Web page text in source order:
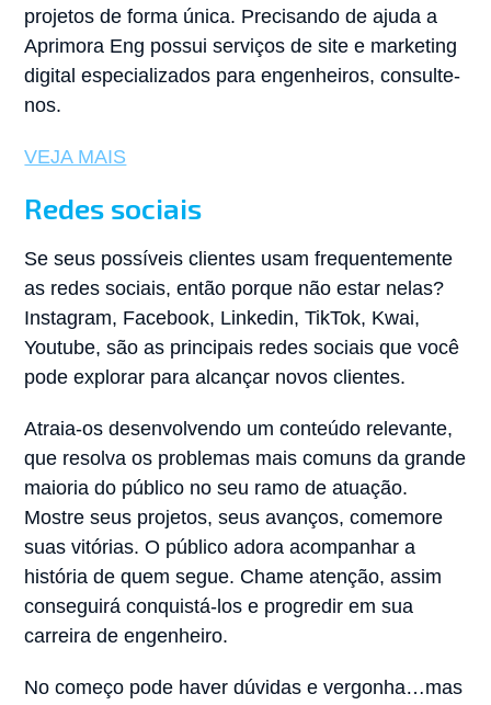
projetos de forma única. Precisando de ajuda a
Aprimora Eng possui serviços de site e marketing
digital especializados para engenheiros, consulte-
nos.
VEJA MAIS
Redes sociais
Se seus possíveis clientes usam frequentemente
as redes sociais, então porque não estar nelas?
Instagram, Facebook, Linkedin, TikTok, Kwai,
Youtube, são as principais redes sociais que você
pode explorar para alcançar novos clientes.
Atraia-os desenvolvendo um conteúdo relevante,
que resolva os problemas mais comuns da grande
maioria do público no seu ramo de atuação.
Mostre seus projetos, seus avanços, comemore
suas vitórias. O público adora acompanhar a
história de quem segue. Chame atenção, assim
conseguirá conquistá-los e progredir em sua
carreira de engenheiro.
No começo pode haver dúvidas e vergonha…mas